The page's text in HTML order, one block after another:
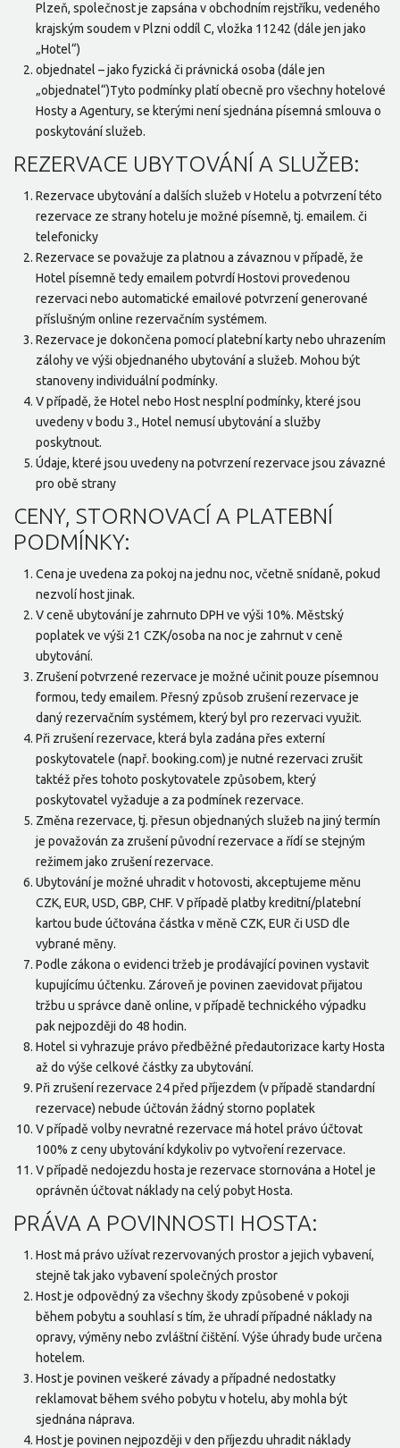
Plzeň, společnost je zapsána v obchodním rejstříku, vedeného
krajským soudem v Plzni oddíl C, vložka 11242 (dále jen jako
„Hotel“)
objednatel – jako fyzická či právnická osoba (dále jen
„objednatel“)Tyto podmínky platí obecně pro všechny hotelové
Hosty a Agentury, se kterými není sjednána písemná smlouva o
poskytování služeb.
REZERVACE UBYTOVÁNÍ A SLUŽEB:
Rezervace ubytování a dalších služeb v Hotelu a potvrzení této
rezervace ze strany hotelu je možné písemně, tj. emailem. či
telefonicky
Rezervace se považuje za platnou a závaznou v případě, že
Hotel písemně tedy emailem potvrdí Hostovi provedenou
rezervaci nebo automatické emailové potvrzení generované
příslušným online rezervačním systémem.
Rezervace je dokončena pomocí platební karty nebo uhrazením
zálohy ve výši objednaného ubytování a služeb. Mohou být
stanoveny individuální podmínky.
V případě, že Hotel nebo Host nesplní podmínky, které jsou
uvedeny v bodu 3., Hotel nemusí ubytování a služby
poskytnout.
Údaje, které jsou uvedeny na potvrzení rezervace jsou závazné
pro obě strany
CENY, STORNOVACÍ A PLATEBNÍ
PODMÍNKY:
Cena je uvedena za pokoj na jednu noc, včetně snídaně, pokud
nezvolí host jinak.
V ceně ubytování je zahrnuto DPH ve výši 10%. Městský
poplatek ve výši 21 CZK/osoba na noc je zahrnut v ceně
ubytování.
Zrušení potvrzené rezervace je možné učinit pouze písemnou
formou, tedy emailem. Přesný způsob zrušení rezervace je
daný rezervačním systémem, který byl pro rezervaci využit.
Při zrušení rezervace, která byla zadána přes externí
poskytovatele (např. booking.com) je nutné rezervaci zrušit
taktéž přes tohoto poskytovatele způsobem, který
poskytovatel vyžaduje a za podmínek rezervace.
Změna rezervace, tj. přesun objednaných služeb na jiný termín
je považován za zrušení původní rezervace a řídí se stejným
režimem jako zrušení rezervace.
Ubytování je možné uhradit v hotovosti, akceptujeme měnu
CZK, EUR, USD, GBP, CHF. V případě platby kreditní/platební
kartou bude účtována částka v měně CZK, EUR či USD dle
vybrané měny.
Podle zákona o evidenci tržeb je prodávající povinen vystavit
kupujícímu účtenku. Zároveň je povinen zaevidovat přijatou
tržbu u správce daně online, v případě technického výpadku
pak nejpozději do 48 hodin.
Hotel si vyhrazuje právo předběžné předautorizace karty Hosta
až do výše celkové částky za ubytování.
Při zrušení rezervace 24 před příjezdem (v případě standardní
rezervace) nebude účtován žádný storno poplatek
V případě volby nevratné rezervace má hotel právo účtovat
100% z ceny ubytování kdykoliv po vytvoření rezervace.
V případě nedojezdu hosta je rezervace stornována a Hotel je
oprávněn účtovat náklady na celý pobyt Hosta.
PRÁVA A POVINNOSTI HOSTA:
Host má právo užívat rezervovaných prostor a jejich vybavení,
stejně tak jako vybavení společných prostor
Host je odpovědný za všechny škody způsobené v pokoji
během pobytu a souhlasí s tím, že uhradí případné náklady na
opravy, výměny nebo zvláštní čištění. Výše úhrady bude určena
hotelem.
Host je povinen veškeré závady a případné nedostatky
reklamovat během svého pobytu v hotelu, aby mohla být
sjednána náprava.
Host je povinen nejpozději v den příjezdu uhradit náklady